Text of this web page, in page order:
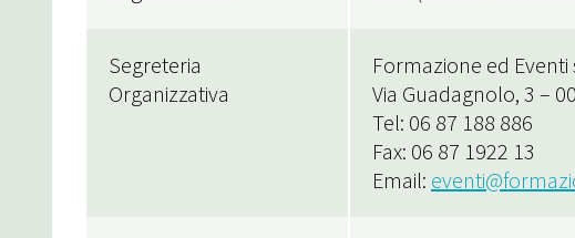
Segreteria
Organizzativa
Formazione ed Eventi
Via Guadagnolo, 3 –
Tel: 06 87 188 886
Fax: 06 87 1922 13
Email: